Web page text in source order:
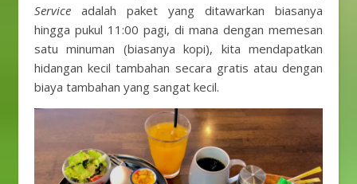
Service adalah paket yang ditawarkan biasanya
hingga pukul 11:00 pagi, di mana dengan memesan
satu minuman (biasanya kopi), kita mendapatkan
hidangan kecil tambahan secara gratis atau dengan
biaya tambahan yang sangat kecil.